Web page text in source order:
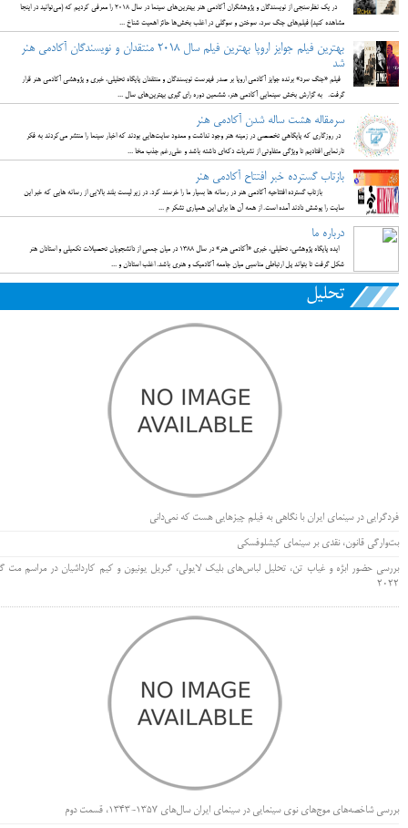
در یک نظرسنجی از نویسندگان و پژوهشگران آکادمی هنر بهترین‌های سینما در سال 2018 را معرفی کردیم که (می‌توانید در اینجا
مشاهده کنید) فیلم‌های جنگ سرد، سوختن و سوگلی در اغلب بخش‌ها حائز اهمیت شناخ ...
بهترین فیلم جوایز اروپا بهترین فیلم سال 2018 منتقدان و نویسندگان آکادمی هنر
شد
فیلم «جنگ سرد» برنده جوایز آکادمی اروپا بر صدر فهرست نویسندگان و منتقدان پایگاه تحلیلی، خبری و پژوهشی آکادمی هنر قرار
گرفت. به گزارش بخش سینمایی آکادمی هنر، ششمین دوره رای گیری بهترین‌های سال ...
سرمقاله هشت ساله شدن آکادمی هنر
در روزگاری که پایگاهی تخصصی در زمینه هنر وجود نداشت و معدود سایت‌هایی بودند که اخبار سینما را منتشر می‌کردند به فکر
تارنمایی افتادیم تا ویژگی متفاوتی از نشریات دکه‌ای داشته باشد و علی‌رغم جذب مخا ...
بازتاب گسترده خبر افتتاح آکادمی هنر
بازتاب گسترده افتتاحیه آکادمی هنر در رسانه ها بسیار ما را خرسند کرد. در زیر لیست بلند بالایی از رسانه هایی که خبر این
سایت را پوشش دادند آمده است. از همه آن ها برای این همیاری تشکر م ...
درباره ما
ایده پایگاه پژوهشی، تحلیلی، خبری «آکادمی هنر» در سال 1388 در میان جمعی از دانشجویان تحصیلات تکمیلی و استادان هنر
شکل گرفت تا بتواند پل ارتباطی مناسبی میان جامعه آکادمیک و هنری باشد. اغلب استادان و ...
تحلیل
فردگرایی در سینمای ایران با نگاهی به فیلم چیزهایی هست که نمی‌دانی
بت‌وارگی قانون، نقدی بر سینمای کیشلوفسکی
بررسی حضور ابژه و غیاب تن، تحلیل لباس‌های بلیک لایولی، گبریل یونیون و کیم کارداشیان در مراسم مت
۲۰۲۲
بررسی شاخصه‌های موج‌های نوی سینمایی در سینمای ایران سال‌های 1357-1343، قسمت دوم